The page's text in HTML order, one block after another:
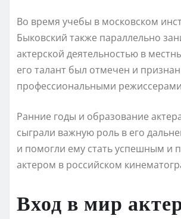
Во время учебы в московском
Быковский также параллельно
актерской деятельностью в
его талант был отмечен и признан
профессиональными
Ранние годы и образование
сыграли важную роль в его
и помогли ему стать успешным и
актером в российском
Вход в мир